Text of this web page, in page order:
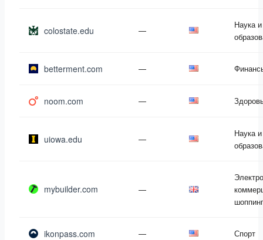
colostate.edu —
Наука и
betterment.com —
noom.com —
uiowa.edu —
Наука и
mybuilder.com —
шоппинг
ikonpass.com — Спорт